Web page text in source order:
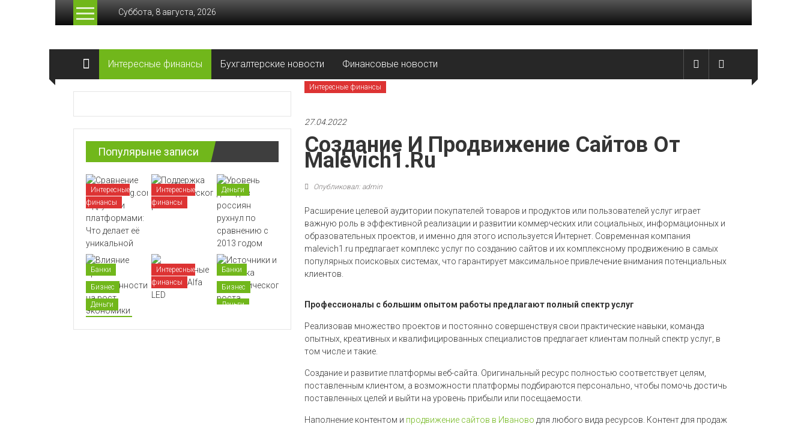
Перейти
Суббота, 8 августа, 2026
Лучшие
финансы
Актуальные
Интересные финансы Бухгалтерские новости Финансовые новости
Интересные финансы
27.04.2022
Создание И Продвижение Сайтов От
Malevich1.ru
Опубликовал: admin
Расширение целевой аудитории покупателей товаров и продуктов или пользователей услуг играет
важную роль в эффективной реализации и развитии коммерческих или социальных, информационных и
образовательных проектов, и именно для этого используется Интернет. Современная компания
malevich1.ru предлагает комплекс услуг по созданию сайтов и их комплексному продвижению в самых
популярных поисковых системах, что гарантирует максимальное привлечение внимания потенциальных
клиентов.
Профессионалы с большим опытом работы предлагают полный спектр услуг
Реализовав множество проектов и постоянно совершенствуя свои практические навыки, команда
опытных, креативных и квалифицированных специалистов предлагает клиентам полный спектр услуг, в
том числе и такие.
Создание и развитие платформы веб-сайта. Оригинальный ресурс полностью соответствует целям,
поставленным клиентом, а возможности платформы подбираются персонально, чтобы помочь достичь
поставленных целей и выйти на уровень прибыли или посещаемости.
Наполнение контентом и продвижение сайтов в Иваново для любого вида ресурсов. Контент для продаж
Популярыне записи
Интересные
финансы
Интересные
финансы
Деньги
Банки
Бизнес
Деньги
Интересные
финансы
Банки
Бизнес
Деньги